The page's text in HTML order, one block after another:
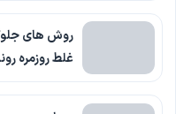
روش های
غلط روزمره